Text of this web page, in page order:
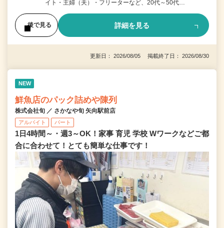
イト・主婦（夫）・フリーターなど、20代～50代…
後で見る 詳細を見る
更新日： 2026/08/05 掲載終了日： 2026/08/30
NEW
鮮魚店のパック詰めや陳列
株式会社旬 ／ さかなや旬 矢向駅前店
アルバイト パート
1日4時間～・週3～OK！家事 育児 学校 Wワークなどご都
合に合わせて！とても簡単な仕事です！